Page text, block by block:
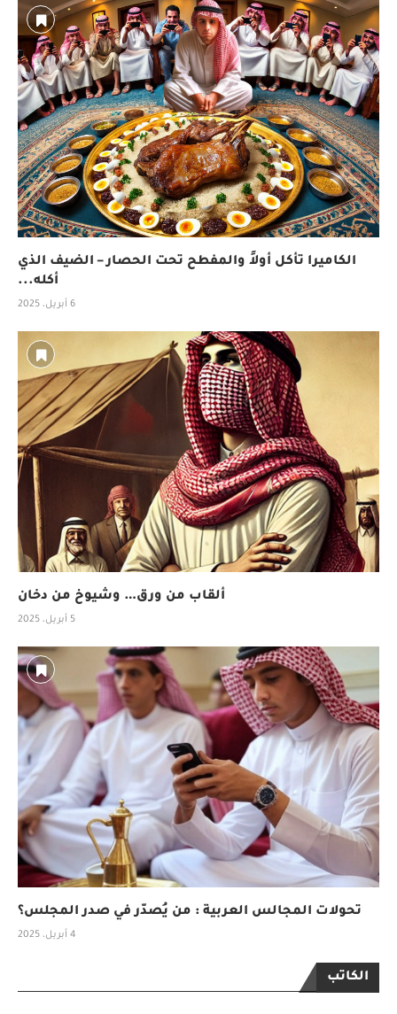
الكاميرا تأكل أولاً والمفطح تحت الحصار – الضيف الذي
أكله...
6 أبريل، 2025
ألقاب من ورق… وشيوخ من دخان
5 أبريل، 2025
تحولات المجالس العربية : من يُصدّر في صدر المجلس؟
4 أبريل، 2025
الكاتب